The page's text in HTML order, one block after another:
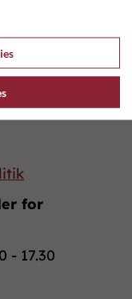
for
- 17.30